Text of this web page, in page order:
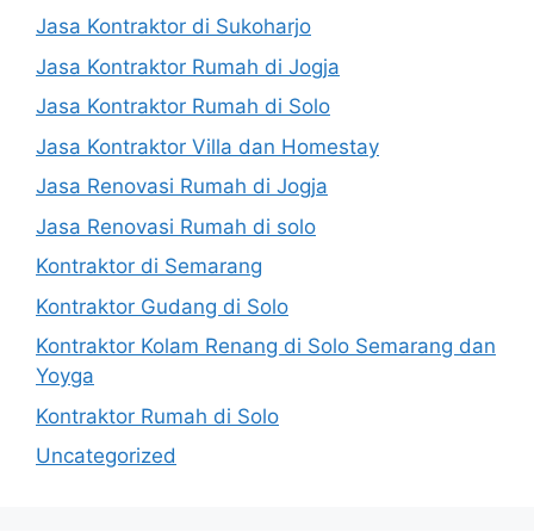
Jasa Kontraktor di Sukoharjo
Jasa Kontraktor Rumah di Jogja
Jasa Kontraktor Rumah di Solo
Jasa Kontraktor Villa dan Homestay
Jasa Renovasi Rumah di Jogja
Jasa Renovasi Rumah di solo
Kontraktor di Semarang
Kontraktor Gudang di Solo
Kontraktor Kolam Renang di Solo Semarang dan
Yoyga
Kontraktor Rumah di Solo
Uncategorized